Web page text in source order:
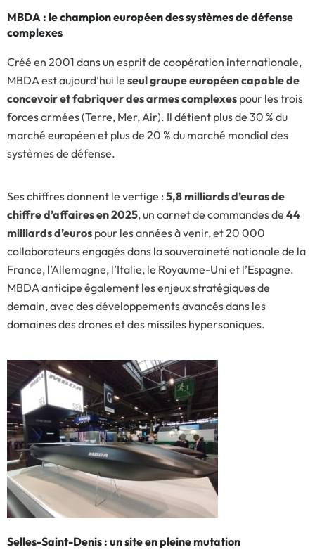
MBDA : le champion européen des systèmes de défense
complexes
Créé en 2001 dans un esprit de coopération internationale,
MBDA est aujourd’hui le seul groupe européen capable de
concevoir et fabriquer des armes complexes pour les trois
forces armées (Terre, Mer, Air). Il détient plus de 30 % du
marché européen et plus de 20 % du marché mondial des
systèmes de défense.
Ses chiffres donnent le vertige : 5,8 milliards d’euros de
chiffre d’affaires en 2025, un carnet de commandes de 44
milliards d’euros pour les années à venir, et 20 000
collaborateurs engagés dans la souveraineté nationale de la
France, l’Allemagne, l’Italie, le Royaume-Uni et l’Espagne.
MBDA anticipe également les enjeux stratégiques de
demain, avec des développements avancés dans les
domaines des drones et des missiles hypersoniques.
Selles-Saint-Denis : un site en pleine mutation